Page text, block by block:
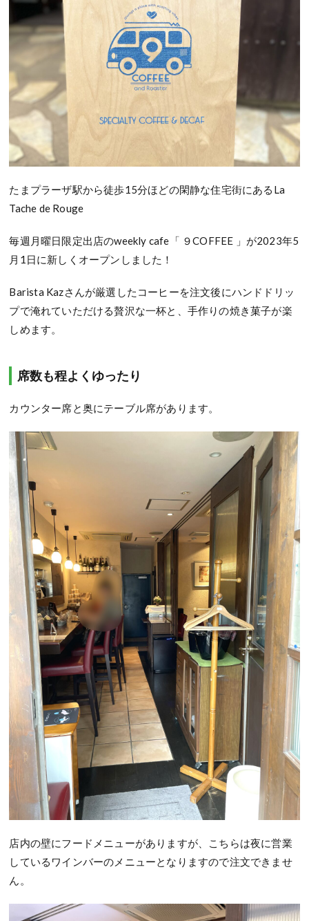
たまプラーザ駅から徒歩15分ほどの閑静な住宅街にある La
Tache de Rouge
毎週月曜日限定出店のweekly cafe「 ９COFFEE 」が2023年5
月1日に新しくオープンしました！
Barista Kazさんが厳選したコーヒーを注文後にハンドドリッ
プで淹れていただける贅沢な一杯と、手作りの焼き菓子が楽
しめます。
席数も程よくゆったり
カウンター席と奥にテーブル席があります。
店内の壁にフードメニューがありますが、こちらは夜に営業
しているワインバーのメニューとなりますので注文できませ
ん。